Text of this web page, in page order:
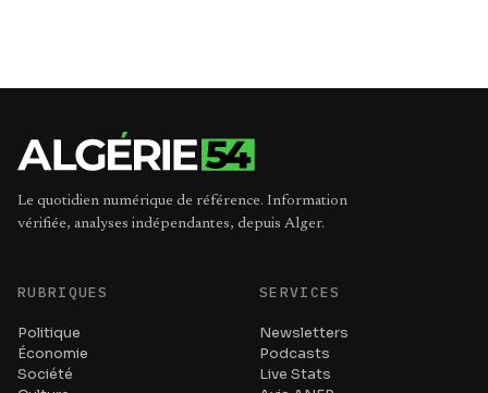
Le quotidien numérique de référence. Information
vérifiée, analyses indépendantes, depuis Alger.
RUBRIQUES
Politique
Économie
Société
SERVICES
Newsletters
Podcasts
Live Stats